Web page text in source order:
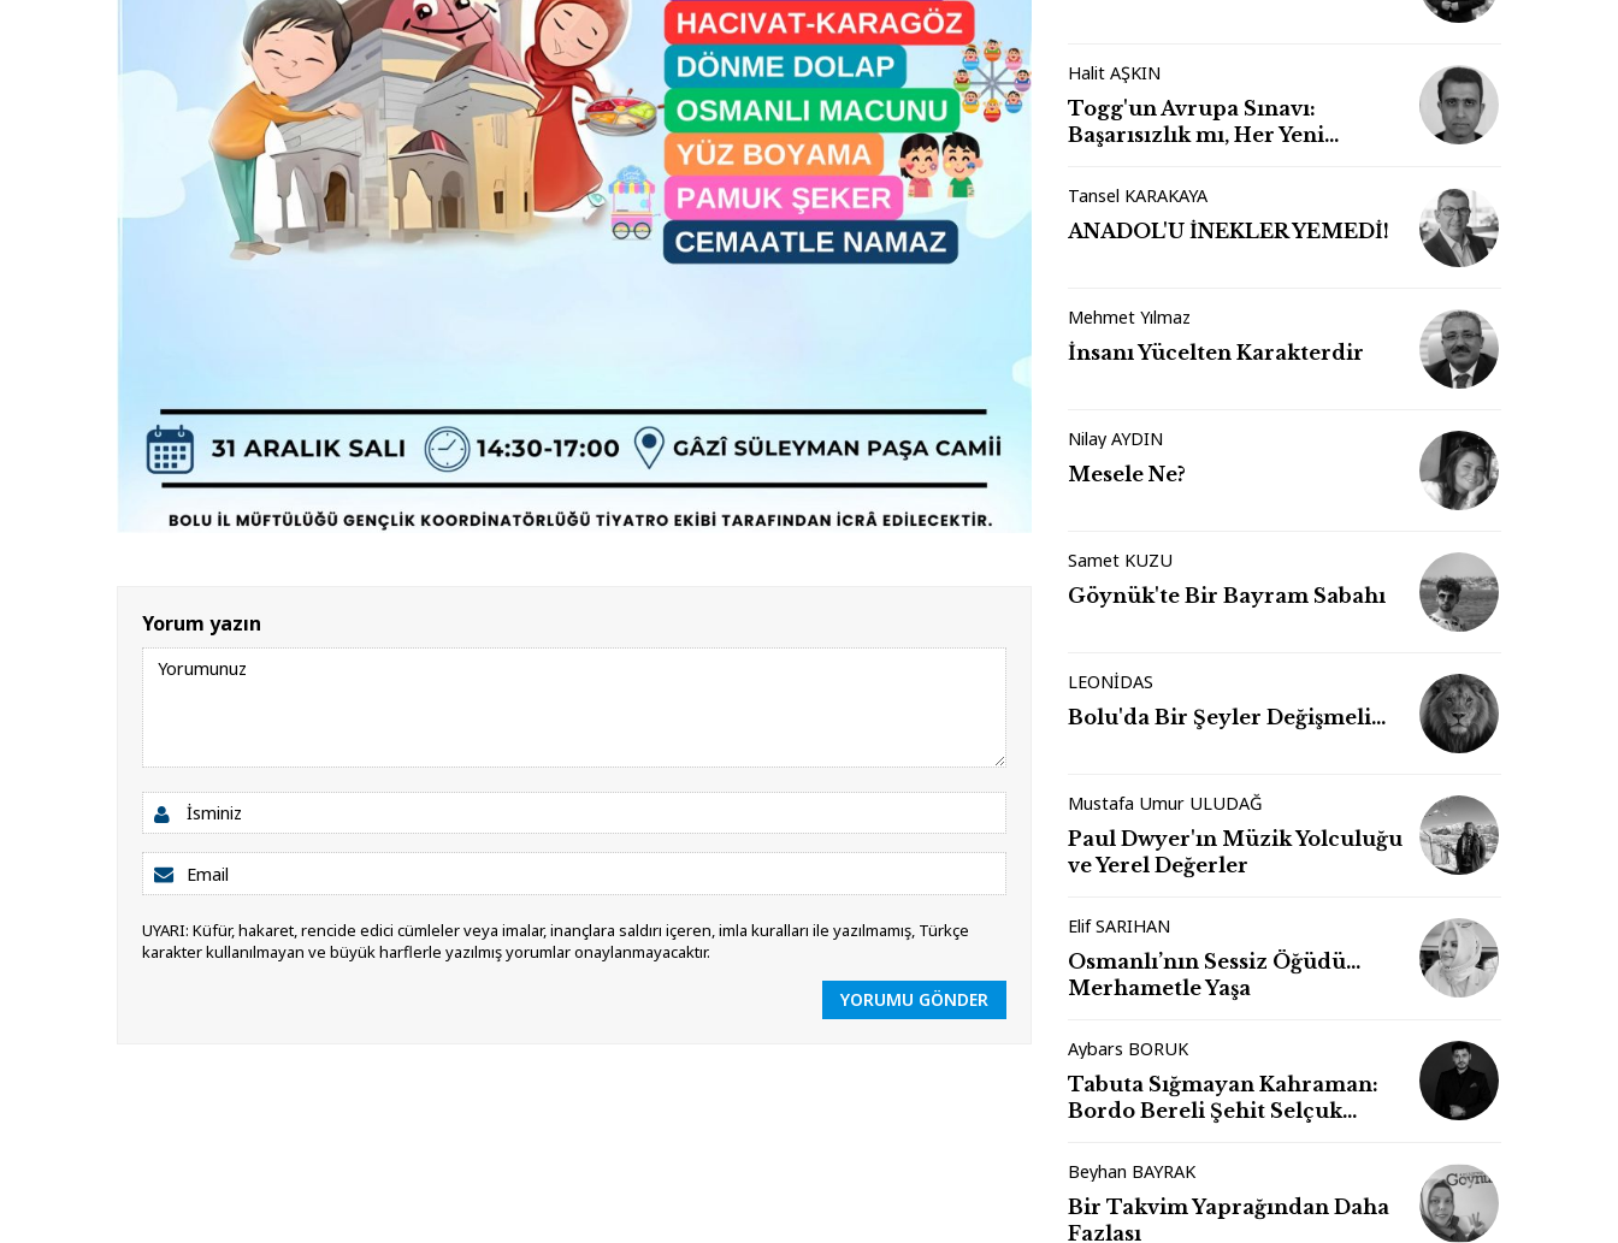
Yorum yazın
UYARI: Küfür, hakaret, rencide edici cümleler veya imalar, inançlara saldırı içeren, imla kuralları ile yazılmamış, Türkçe
karakter kullanılmayan ve büyük harflerle yazılmış yorumlar onaylanmayacaktır.
YORUMU GÖNDER
Halit AŞKIN
Togg'un Avrupa Sınavı:
Başarısızlık mı, Her Yeni
Tansel KARAKAYA
ANADOL'U İNEKLER YEMEDİ!
Mehmet Yılmaz
İnsanı Yücelten Karakterdir
Nilay AYDIN
Mesele Ne?
Samet KUZU
Göynük'te Bir Bayram Sabahı
LEONİDAS
Bolu'da Bir Şeyler Değişmeli…
Mustafa Umur ULUDAĞ
Paul Dwyer'ın Müzik Yolculuğu
ve Yerel Değerler
Elif SARIHAN
Osmanlı’nın Sessiz Öğüdü…
Merhametle Yaşa
Aybars BORUK
Tabuta Sığmayan Kahraman:
Bordo Bereli Şehit Selçuk
Beyhan BAYRAK
Bir Takvim Yaprağından Daha
Fazlası